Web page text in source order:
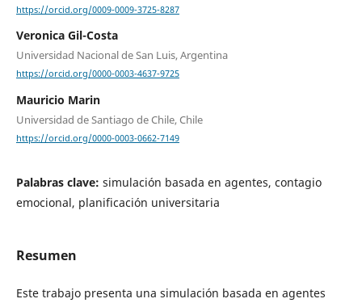
https://orcid.org/0009-0009-3725-8287
Veronica Gil-Costa
Universidad Nacional de San Luis, Argentina
https://orcid.org/0000-0003-4637-9725
Mauricio Marin
Universidad de Santiago de Chile, Chile
https://orcid.org/0000-0003-0662-7149
Palabras clave: simulación basada en agentes, contagio
emocional, planificación universitaria
Resumen
Este trabajo presenta una simulación basada en agentes